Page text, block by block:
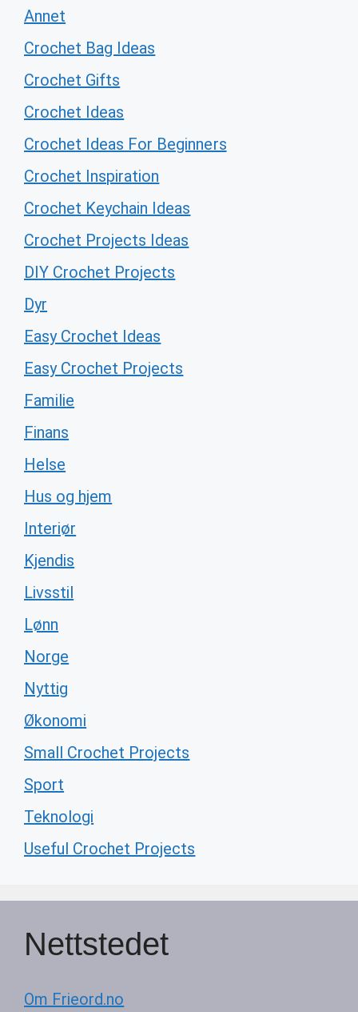
Annet
Crochet Bag Ideas
Crochet Gifts
Crochet Ideas
Crochet Ideas For Beginners
Crochet Inspiration
Crochet Keychain Ideas
Crochet Projects Ideas
DIY Crochet Projects
Dyr
Easy Crochet Ideas
Easy Crochet Projects
Familie
Finans
Helse
Hus og hjem
Interiør
Kjendis
Livsstil
Lønn
Norge
Nyttig
Økonomi
Small Crochet Projects
Sport
Teknologi
Useful Crochet Projects
Nettstedet
Om Frieord.no